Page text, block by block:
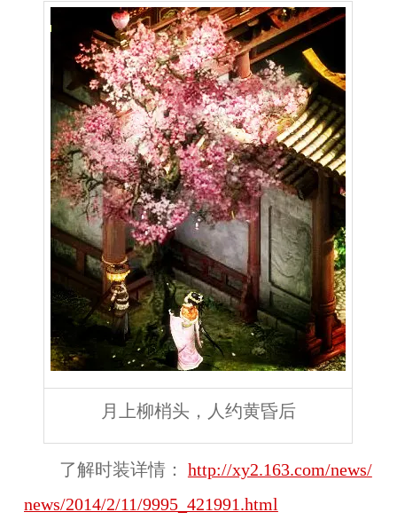
月上柳梢头，人约黄昏后
了解时装详情： http://xy2.163.com/news/
news/2014/2/11/9995_421991.html